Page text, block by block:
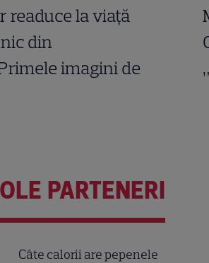
readuce la viață
din
imagini de
PARTENERI
Câte calorii are pepenele